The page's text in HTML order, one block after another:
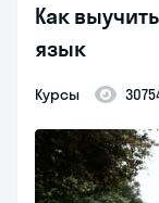
Как
язык
курсы